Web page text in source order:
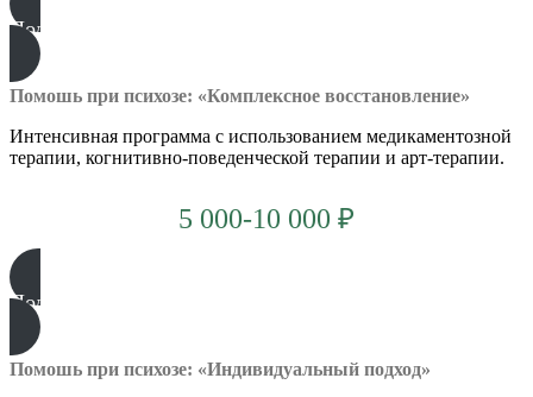
Подробнее
Помошь при психозе: «Комплексное восстановление»
Интенсивная программа с использованием медикаментозной
терапии, когнитивно-поведенческой терапии и арт-терапии.
5 000-10 000 ₽
Подробнее
Помошь при психозе: «Индивидуальный подход»